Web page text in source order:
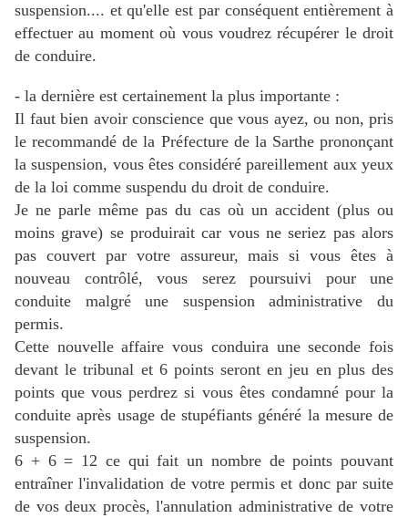
suspension.... et qu'elle est par conséquent entièrement à
effectuer au moment où vous voudrez récupérer le droit
de conduire.
- la dernière est certainement la plus importante :
Il faut bien avoir conscience que vous ayez, ou non, pris
le recommandé de la Préfecture de la Sarthe prononçant
la suspension, vous êtes considéré pareillement aux yeux
de la loi comme suspendu du droit de conduire.
Je ne parle même pas du cas où un accident (plus ou
moins grave) se produirait car vous ne seriez pas alors
pas couvert par votre assureur, mais si vous êtes à
nouveau contrôlé, vous serez poursuivi pour une
conduite malgré une suspension administrative du
permis.
Cette nouvelle affaire vous conduira une seconde fois
devant le tribunal et 6 points seront en jeu en plus des
points que vous perdrez si vous êtes condamné pour la
conduite après usage de stupéfiants généré la mesure de
suspension.
6 + 6 = 12 ce qui fait un nombre de points pouvant
entraîner l'invalidation de votre permis et donc par suite
de vos deux procès, l'annulation administrative de votre